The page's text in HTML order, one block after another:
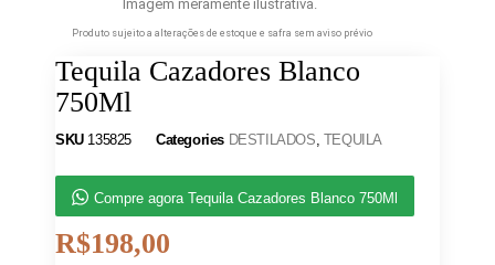
Imagem meramente ilustrativa.
Produto sujeito a alterações de estoque e safra sem aviso prévio
Tequila Cazadores Blanco
750Ml
SKU 135825 Categories DESTILADOS, TEQUILA
Compre agora Tequila Cazadores Blanco 750Ml
R$198,00